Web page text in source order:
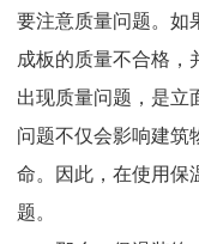
要注意质量问题。如
成板的质量不合格，
出现质量问题，是立
问题不仅会影响建筑
命。因此，在使用保
题。